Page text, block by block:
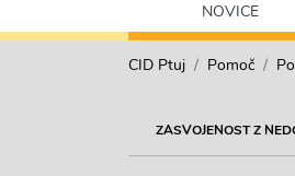
NOVICE
CID Ptuj Pomoč
ZASVOJENOST Z